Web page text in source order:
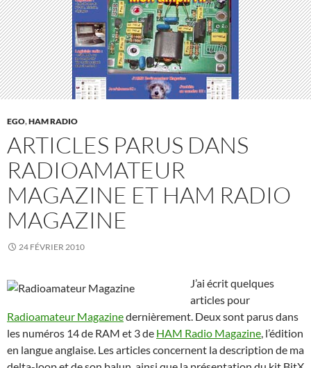
EGO,HAM RADIO
ARTICLES PARUS DANS
RADIOAMATEUR
MAGAZINE ET HAM RADIO
MAGAZINE
24 FÉVRIER 2010
J’ai écrit quelques
articles pour
Radioamateur Magazinedernièrement. Deux sont parus dans
les numéros 14 de RAM et 3 de HAM Radio Magazine, l’édition
en langue anglaise. Les articles concernent la description de ma